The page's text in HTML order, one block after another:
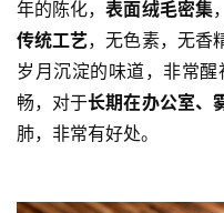
法
规
免
责
年的陈化，表面绒毛密集
传统工艺，无色素，无香
岁月沉淀的味道，非常
畅，对于长期在办公室、
肺，非常有好处。